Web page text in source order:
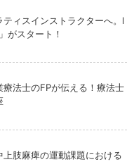
ィスインストラクターへ。l
がスタート！
療法士のFPが伝える！療法士
上肢麻痺の運動課題における